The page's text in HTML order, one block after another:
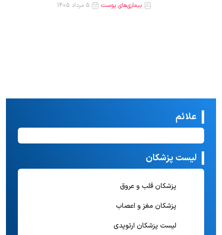
بیماری‌های پوست
علائم
لیست پزشکان
پزشکان قلب و عروق
پزشکان مغز و اعصاب
لیست پزشکان ارتوپدی